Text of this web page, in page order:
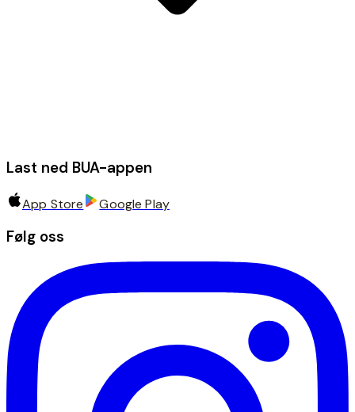
Last ned BUA-appen
App Store Google Play
Følg oss